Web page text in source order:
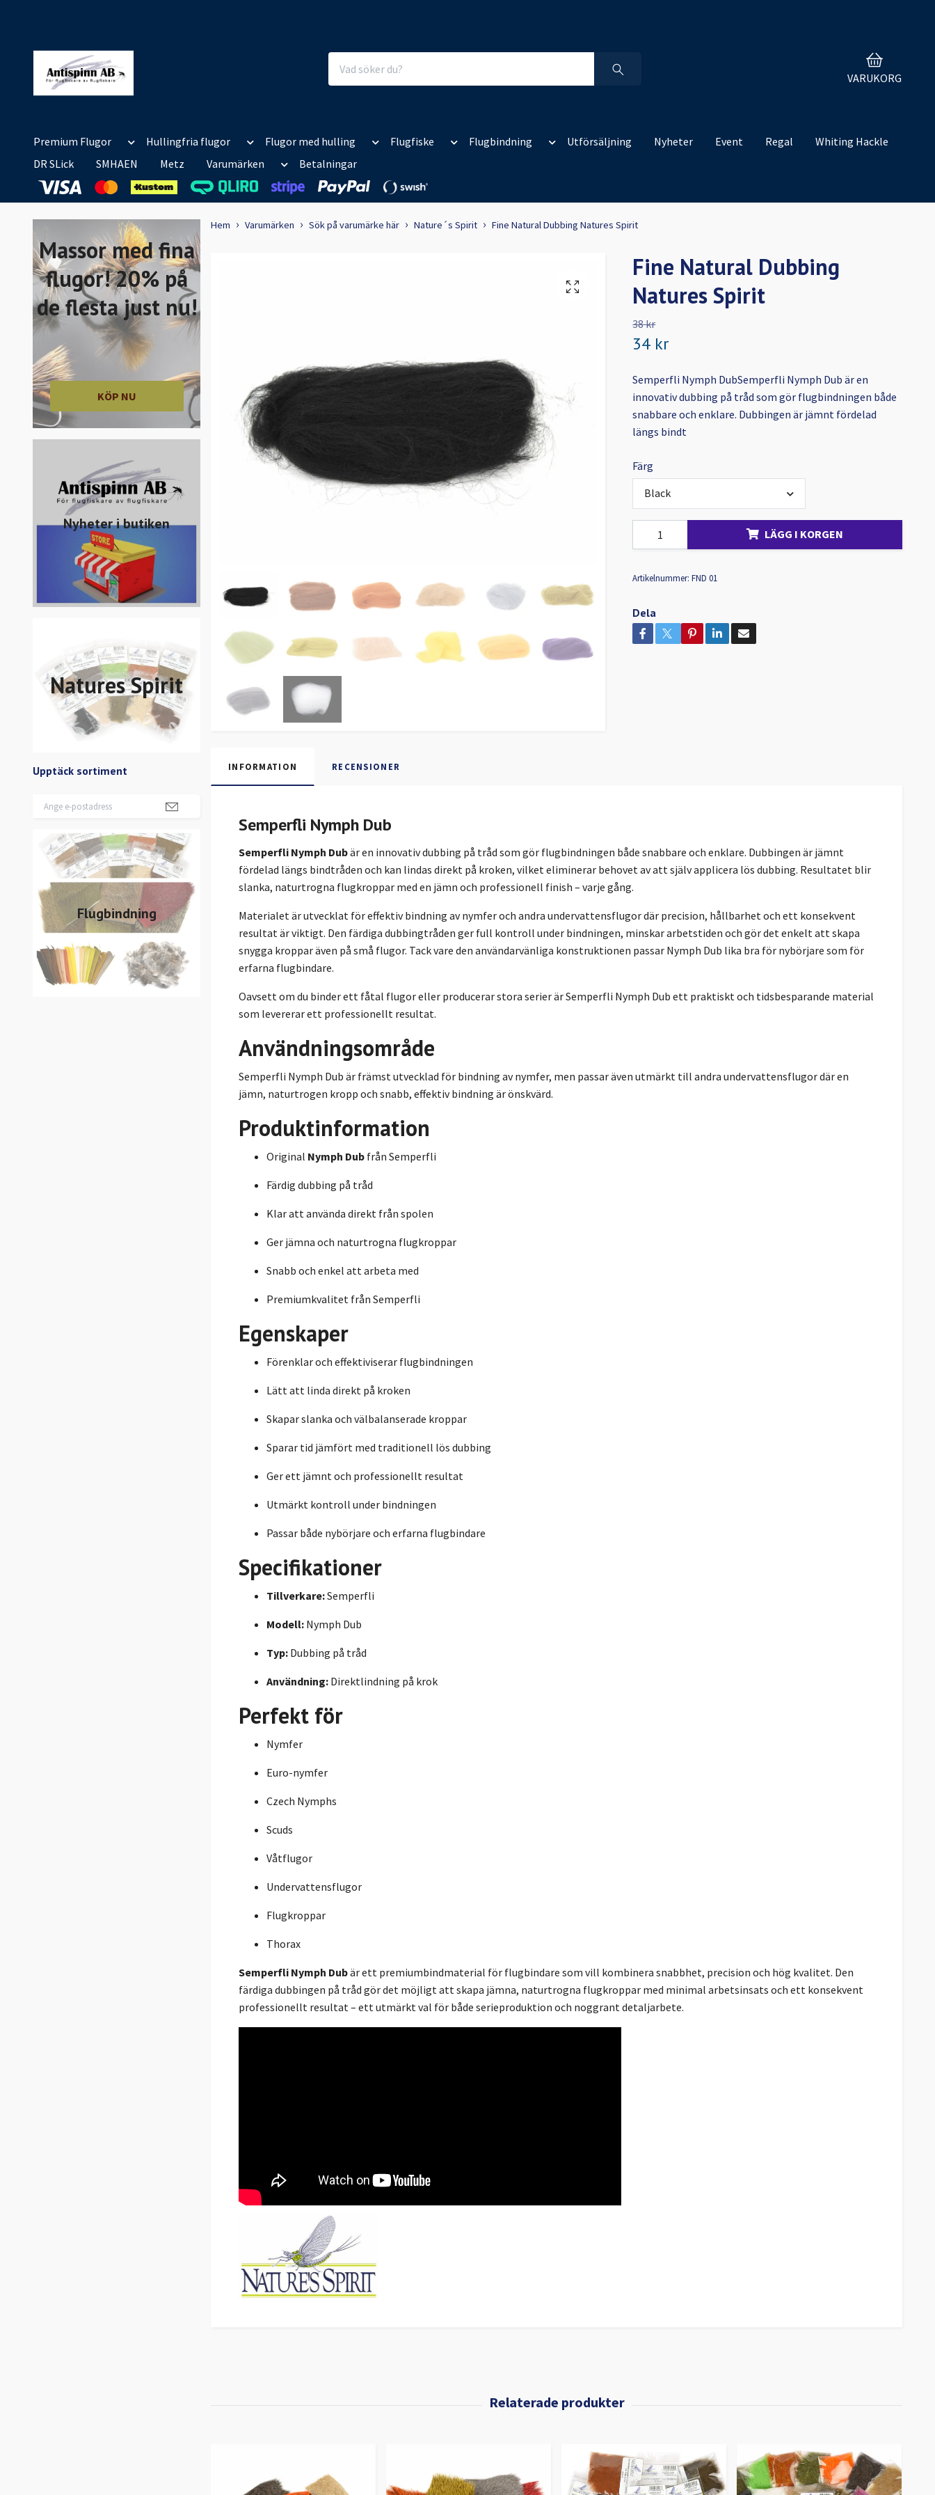
VARUKORG
Premium Flugor Hullingfria flugor Flugor med hulling Flugfiske Flugbindning Utförsäljning Nyheter Event Regal
Whiting Hackle
DR SLick
SMHAEN Metz Varumärken Betalningar
Massor med fina
flugor! 20% på
de flesta just nu!
KÖP NU
Nyheter i butiken
Natures Spirit
Upptäck sortiment
Flugbindning
Hem Varumärken Sök på varumärke här Nature´s Spirit Fine Natural Dubbing Natures Spirit
Fine Natural Dubbing
Natures Spirit
38 kr
34 kr
Semperfli Nymph DubSemperfli Nymph Dub är en
innovativ dubbing på tråd som gör flugbindningen både
snabbare och enklare. Dubbingen är jämnt fördelad
längs bindt
Färg
Black
LÄGG I KORGEN
Artikelnummer: FND 01
Dela
INFORMATION RECENSIONER
Semperfli Nymph Dub
Semperfli Nymph Dubär en innovativ dubbing på tråd som gör flugbindningen både snabbare och enklare. Dubbingen är jämnt
fördelad längs bindtråden och kan lindas direkt på kroken, vilket eliminerar behovet av att själv applicera lös dubbing. Resultatet blir
slanka, naturtrogna flugkroppar med en jämn och professionell finish – varje gång.
Materialet är utvecklat för effektiv bindning av nymfer och andra undervattensflugor där precision, hållbarhet och ett konsekvent
resultat är viktigt. Den färdiga dubbingtråden ger full kontroll under bindningen, minskar arbetstiden och gör det enkelt att skapa
snygga kroppar även på små flugor. Tack vare den användarvänliga konstruktionen passar Nymph Dub lika bra för nybörjare som för
erfarna flugbindare.
Oavsett om du binder ett fåtal flugor eller producerar stora serier är Semperfli Nymph Dub ett praktiskt och tidsbesparande material
som levererar ett professionellt resultat.
Användningsområde
Semperfli Nymph Dub är främst utvecklad för bindning av nymfer, men passar även utmärkt till andra undervattensflugor där en
jämn, naturtrogen kropp och snabb, effektiv bindning är önskvärd.
Produktinformation
Original Nymph Dub från Semperfli
Färdig dubbing på tråd
Klar att använda direkt från spolen
Ger jämna och naturtrogna flugkroppar
Snabb och enkel att arbeta med
Premiumkvalitet från Semperfli
Egenskaper
Förenklar och effektiviserar flugbindningen
Lätt att linda direkt på kroken
Skapar slanka och välbalanserade kroppar
Sparar tid jämfört med traditionell lös dubbing
Ger ett jämnt och professionellt resultat
Utmärkt kontroll under bindningen
Passar både nybörjare och erfarna flugbindare
Specifikationer
Tillverkare:Semperfli
Modell: Nymph Dub
Typ: Dubbing på tråd
Användning: Direktlindning på krok
Perfekt för
Nymfer
Euro-nymfer
Czech Nymphs
Scuds
Våtflugor
Undervattensflugor
Flugkroppar
Thorax
Semperfli Nymph Dubär ett premiumbindmaterial för flugbindare som vill kombinera snabbhet, precision och hög kvalitet. Den
färdiga dubbingen på tråd gör det möjligt att skapa jämna, naturtrogna flugkroppar med minimal arbetsinsats och ett konsekvent
professionellt resultat – ett utmärkt val för både serieproduktion och noggrant detaljarbete.